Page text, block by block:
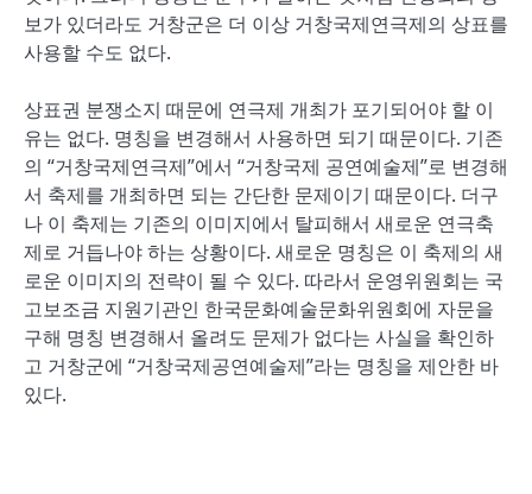
보가 있더라도 거창군은 더 이상 거창국제연극제의 상표를
사용할 수도 없다.
상표권 분쟁소지 때문에 연극제 개최가 포기되어야 할 이
유는 없다. 명칭을 변경해서 사용하면 되기 때문이다. 기존
의 “거창국제연극제”에서 “거창국제 공연예술제”로 변경해
서 축제를 개최하면 되는 간단한 문제이기 때문이다. 더구
나 이 축제는 기존의 이미지에서 탈피해서 새로운 연극축
제로 거듭나야 하는 상황이다. 새로운 명칭은 이 축제의 새
로운 이미지의 전략이 될 수 있다. 따라서 운영위원회는 국
고보조금 지원기관인 한국문화예술문화위원회에 자문을
구해 명칭 변경해서 올려도 문제가 없다는 사실을 확인하
고 거창군에 “거창국제공연예술제”라는 명칭을 제안한 바
있다.